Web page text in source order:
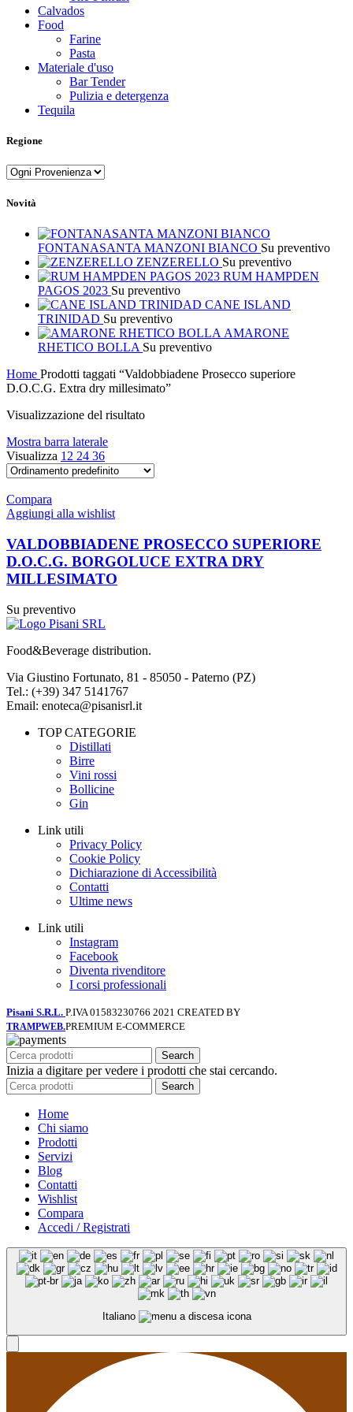
Calvados
Food
Farine
Pasta
Materiale d'uso
Bar Tender
Pulizia e detergenza
Tequila
Regione
Novità
FONTANASANTA MANZONI BIANCO Su preventivo
ZENZERELLO Su preventivo
RUM HAMPDEN
PAGOS 2023 Su preventivo
CANE ISLAND
TRINIDAD Su preventivo
AMARONE
RHETICO BOLLA Su preventivo
Home Prodotti taggati “Valdobbiadene Prosecco superiore
D.O.C.G. Extra dry millesimato”
Visualizzazione del risultato
Mostra barra laterale
Visualizza 12 24 36
Compara
Aggiungi alla wishlist
VALDOBBIADENE PROSECCO SUPERIORE
D.O.C.G. BORGOLUCE EXTRA DRY
MILLESIMATO
Su preventivo
Food&Beverage distribution.
Via Giustino Fortunato, 81 - 85050 - Paterno (PZ)
Tel.: (+39) 347 5141767
Email: enoteca@pisanisrl.it
TOP CATEGORIE
Distillati
Birre
Vini rossi
Bollicine
Gin
Link utili
Privacy Policy
Cookie Policy
Dichiarazione di Accessibilità
Contatti
Ultime news
Link utili
Instagram
Facebook
Diventa rivenditore
I corsi professionali
Pisani S.R.L. P.IVA 01583230766 2021 CREATED BY
TRAMPWEB.PREMIUM E-COMMERCE
Search
Inizia a digitare per vedere i prodotti che stai cercando.
Search
Home
Chi siamo
Prodotti
Servizi
Blog
Contatti
Wishlist
Compara
Accedi / Registrati
Italiano